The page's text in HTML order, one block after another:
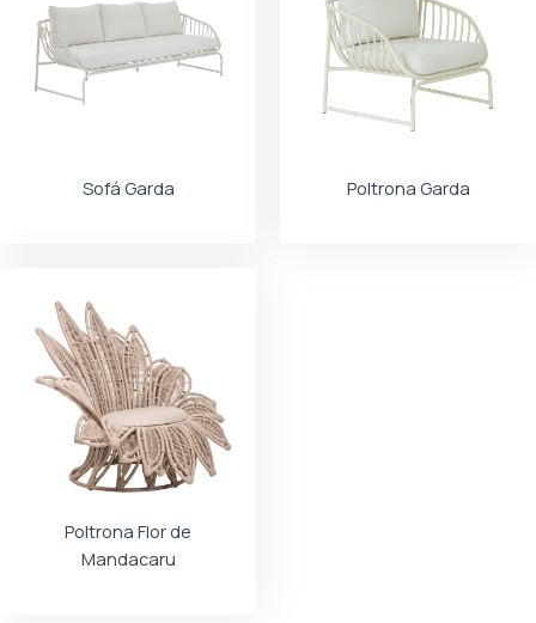
Sofá Garda Poltrona Garda
Poltrona Flor de
Mandacaru